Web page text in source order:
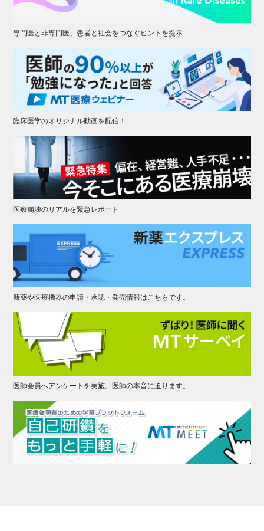
専門医と非専門医、患者と社会をつなぐヒントを提示
臨床医学のオリジナル動画を配信！
医療崩壊のリアルを緊急レポート
新薬や医療機器の申請・承認・発売情報はこちらです。
医師会員へアンケートを実施。医師の本音に迫ります。